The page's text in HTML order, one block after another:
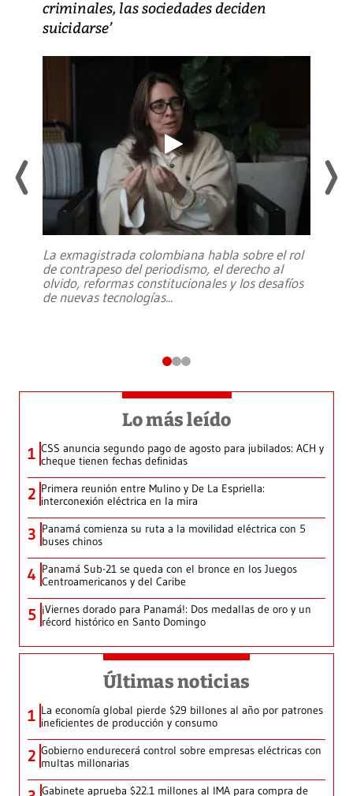
criminales, las sociedades deciden
suicidarse’
La exmagistrada colombiana habla sobre el rol
de contrapeso del periodismo, el derecho al
olvido, reformas constitucionales y los desafíos
de nuevas tecnologías...
Lo más leído
1 CSS anuncia segundo pago de agosto para jubilados: ACH y
cheque tienen fechas definidas
2 Primera reunión entre Mulino y De La Espriella:
interconexión eléctrica en la mira
3 Panamá comienza su ruta a la movilidad eléctrica con 5
buses chinos
4 Panamá Sub-21 se queda con el bronce en los Juegos
Centroamericanos y del Caribe
5 ¡Viernes dorado para Panamá!: Dos medallas de oro y un
récord histórico en Santo Domingo
Últimas noticias
1 La economía global pierde $29 billones al año por patrones
ineficientes de producción y consumo
2 Gobierno endurecerá control sobre empresas eléctricas con
multas millonarias
Gabinete aprueba $22.1 millones al IMA para compra de